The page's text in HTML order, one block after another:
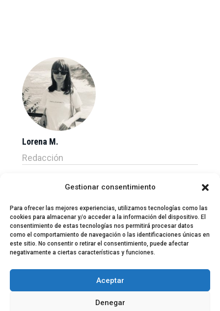
Gestionar consentimiento
Para ofrecer las mejores experiencias, utilizamos tecnologías como las
cookies para almacenar y/o acceder a la información del dispositivo. El
consentimiento de estas tecnologías nos permitirá procesar datos
como el comportamiento de navegación o las identificaciones únicas en
este sitio. No consentir o retirar el consentimiento, puede afectar
negativamente a ciertas características y funciones.
Aceptar
Denegar
Lorena M.
Redacción
Equipo EPDLT Contacto